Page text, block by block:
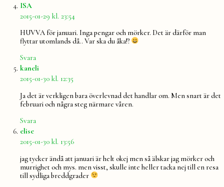
ISA
2015-01-29 kl. 23:54
HUVVA för januari. Inga pengar och mörker. Det är därför man
flyttar utomlands då.. Var ska du åka!?
Svara
kaneli
2015-01-30 kl. 12:35
Ja det är verkligen bara överlevnad det handlar om. Men snart är det
februari och några steg närmare våren.
Svara
elisesäger:
2015-01-30 kl. 13:56
jag tycker ändå att januari är helt okej men så älskar jag mörker och
murrighet och mys. men visst, skulle inte heller tacka nej till en resa
till sydliga breddgrader